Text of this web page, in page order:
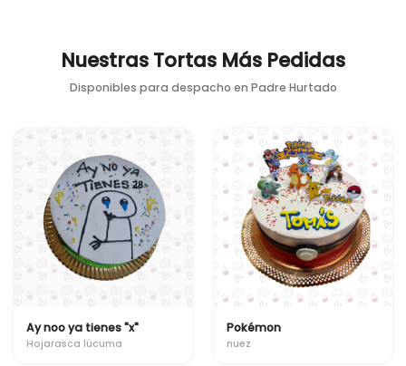
Nuestras Tortas Más Pedidas
Disponibles para despacho en Padre Hurtado
Ay noo ya tienes "x"
Hojarasca lúcuma
Pokémon
nuez